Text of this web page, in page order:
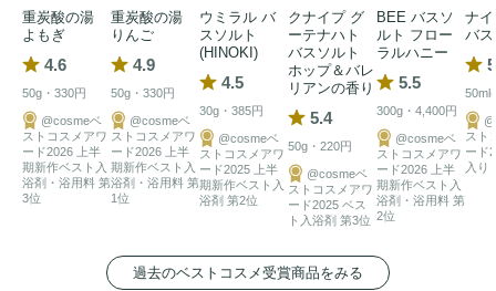
重炭酸の湯
よもぎ
4.6
50g・330円
@cosmeベ
ストコスメアワ
ード2026 上半
期新作ベスト入
浴剤・浴用料 第
3位
重炭酸の湯
りんご
4.9
50g・330円
@cosmeベ
ストコスメアワ
ード2026 上半
期新作ベスト入
浴剤・浴用料 第
1位
ウミラル バ
スソルト
(HINOKI)
4.5
30g・385円
@cosmeベ
ストコスメアワ
ード2025 上半
期新作ベスト入
浴剤 第2位
クナイプ グ
ーテナハト
バスソルト
ホップ＆バレ
リアンの香り
5.4
50g・220円
@cosmeベ
ストコスメアワ
ード2025 ベス
ト入浴剤 第3位
BEE バスソ
ルト フロー
ラルハニー
5.5
300g・4,400円
@cosmeベ
ストコスメアワ
ード2026 上半
期新作ベスト入
浴剤・浴用料 第
2位
ナ
バス
スト
ード
入り
過去のベストコスメ受賞商品をみる